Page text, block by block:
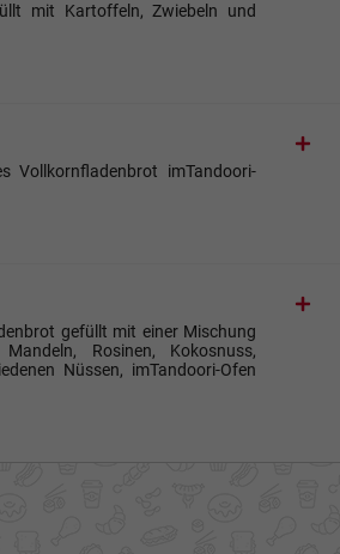
mit Kartoffeln, Zwiebeln und
Vollkornfladenbrot imTandoori-
gefüllt mit einer Mischung
Rosinen, Kokosnuss,
Nüssen, imTandoori-Ofen